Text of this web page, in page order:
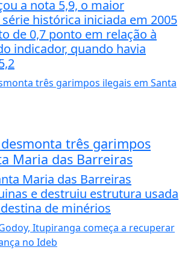
a nota 5,9, o maior
histórica iniciada em 2005
de 0,7 ponto em relação à
indicador, quando havia
três garimpos
Maria das Barreiras
Maria das Barreiras
e destruiu estrutura usada
de minérios